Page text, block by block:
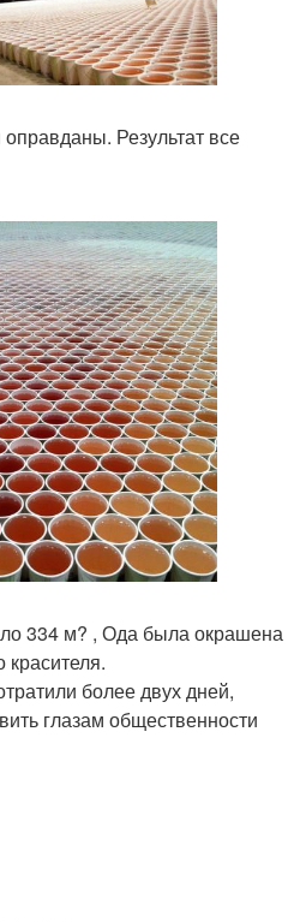
Результат все
334 м? , Ода была окрашена
более двух дней,
глазам общественности